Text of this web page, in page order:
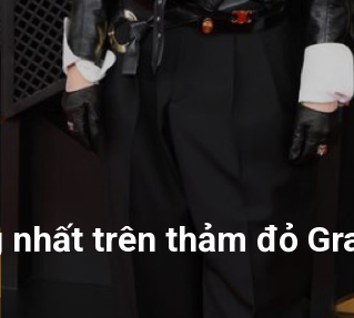
trên thảm đỏ